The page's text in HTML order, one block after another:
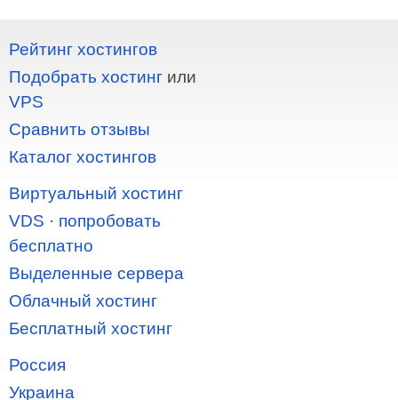
Рейтинг хостингов
Подобрать хостинг или
VPS
Сравнить отзывы
Каталог хостингов
Виртуальный хостинг
VDS · попробовать
бесплатно
Выделенные сервера
Облачный хостинг
Бесплатный хостинг
Россия
Украина